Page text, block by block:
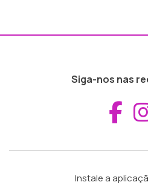
Siga-nos nas
Instale a